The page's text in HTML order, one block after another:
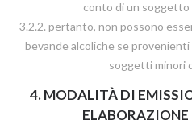
conto di un soggetto
3.2.2. pertanto, non possono
bevande alcoliche se
soggetti minori
4. MODALITÀ DI
ELABORAZIONE